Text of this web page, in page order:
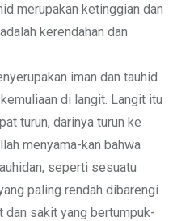
merupakan ketinggian dan
kerendahan dan
iman dan tauhid
di langit. Langit itu
turun, darinya turun ke
menyama-kan bahwa
seperti sesuatu
paling rendah dibarengi
dan sakit yang bertumpuk-